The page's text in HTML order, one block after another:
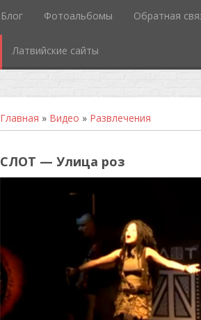
Блог Фотоальбомы Обратная
Латвийские сайты
Главная » Видео » Развлечения
СЛОТ — Улица роз